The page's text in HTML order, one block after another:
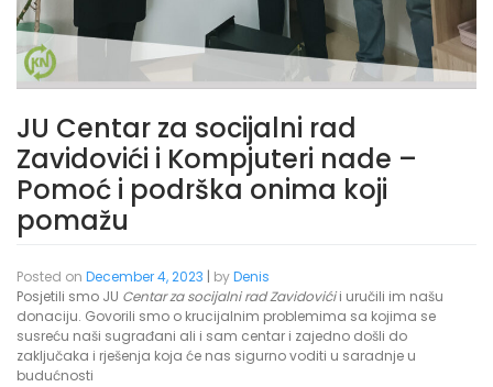
JU Centar za socijalni rad
Zavidovići i Kompjuteri nade –
Pomoć i podrška onima koji
pomažu
Posted on December 4, 2023 | byDenis
Posjetili smo JU Centar za socijalni rad Zavidovićii uručili im našu
donaciju. Govorili smo o krucijalnim problemima sa kojima se
susreću naši sugrađani ali i sam centar i zajedno došli do
zaključaka i rješenja koja će nas sigurno voditi u saradnje u
budućnosti